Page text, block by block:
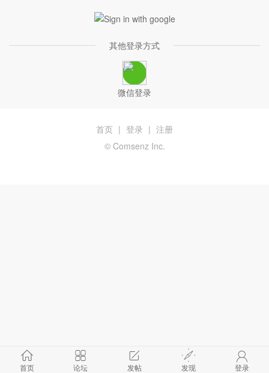
其他登录方式
微信登录
首页 论坛 发帖 发现 登录
首页 | 登录 | 注册
© Comsenz Inc.